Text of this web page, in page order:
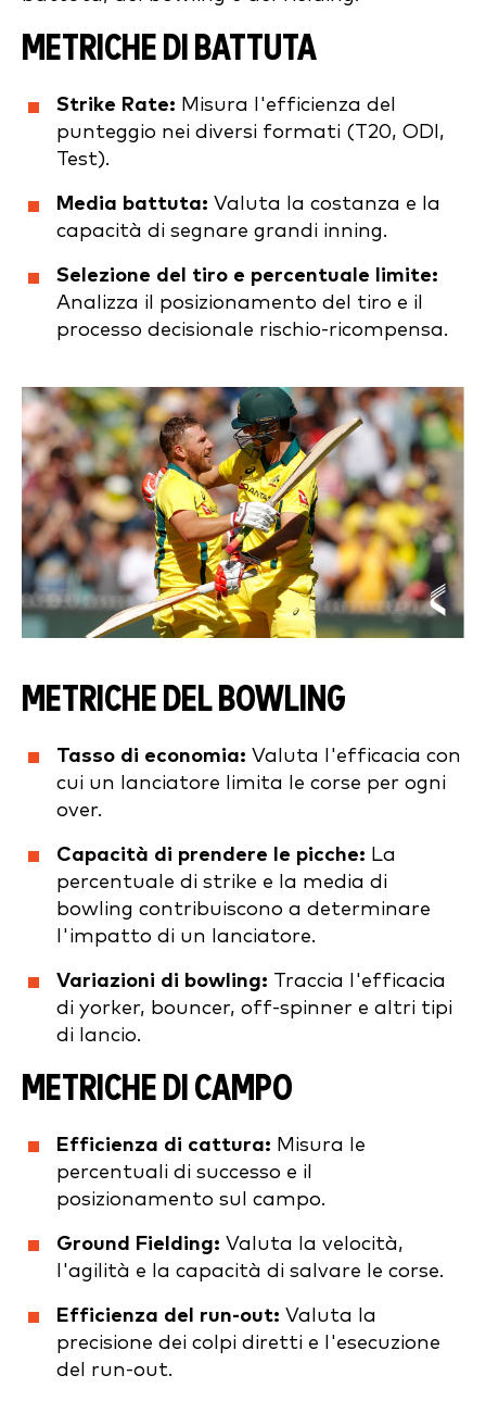
METRICHE DI BATTUTA
Strike Rate: Misura l'efficienza del
punteggio nei diversi formati (T20, ODI,
Test).
Media battuta: Valuta la costanza e la
capacità di segnare grandi inning.
Selezione del tiro e percentuale limite:
Analizza il posizionamento del tiro e il
processo decisionale rischio-ricompensa.
METRICHE DEL BOWLING
Tasso di economia: Valuta l'efficacia con
cui un lanciatore limita le corse per ogni
over.
Capacità di prendere le picche: La
percentuale di strike e la media di
bowling contribuiscono a determinare
l'impatto di un lanciatore.
Variazioni di bowling: Traccia l'efficacia
di yorker, bouncer, off-spinner e altri tipi
di lancio.
METRICHE DI CAMPO
Efficienza di cattura: Misura le
percentuali di successo e il
posizionamento sul campo.
Ground Fielding: Valuta la velocità,
l'agilità e la capacità di salvare le corse.
Efficienza del run-out: Valuta la
precisione dei colpi diretti e l'esecuzione
del run-out.